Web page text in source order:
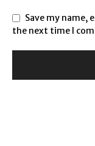
Save my name,
the next time I